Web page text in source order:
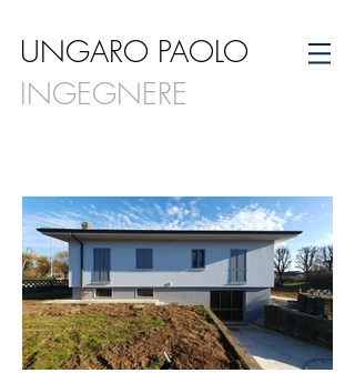
UNGARO PAOLO
INGEGNERE